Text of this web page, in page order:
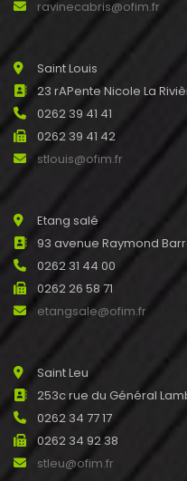
ravinecabris@ofim.fr
Saint Louis
23 rAPente Nicole La
0262 39 41 41
0262 39 41 42
stlouis@ofim.fr
Etang salé
93 avenue Raymond
0262 31 44 00
0262 26 58 71
etangsale@ofim.fr
Saint Leu
253c rue du Général
0262 34 77 17
0262 34 92 38
stleu@ofim.fr